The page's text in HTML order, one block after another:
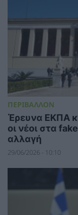
ΠΕΡΙΒΑΛΛΟΝ
Έρευνα ΕΚΠΑ
οι νέοι στα
αλλαγή
29/06/2026 - 10:10